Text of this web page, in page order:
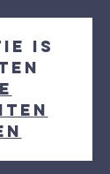
is